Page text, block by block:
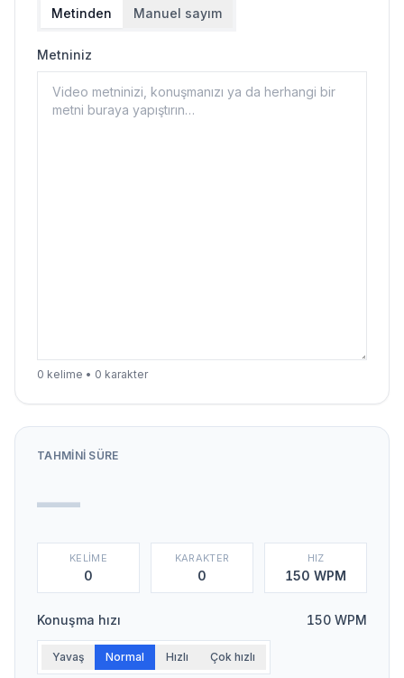
Metinden Manuel sayım
Metniniz
0 kelime • 0 karakter
TAHMINI SÜRE
—
KELIME
0
KARAKTER
0
HIZ
150 WPM
Konuşma hızı 150 WPM
Yavaş Normal Hızlı Çok hızlı